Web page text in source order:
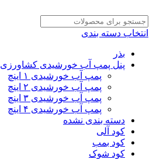
انتخاب دسته بندی
بذر
پنل پمپ آب خورشیدی کشاورزی
پمپ آب خورشیدی ۱ اینچ
پمپ آب خورشیدی ۲ اینچ
پمپ آب خورشیدی ۳ اینچ
پمپ آب خورشیدی ۴ اینچ
دسته بندی نشده
کود آلی
کود بمب
کود شوک